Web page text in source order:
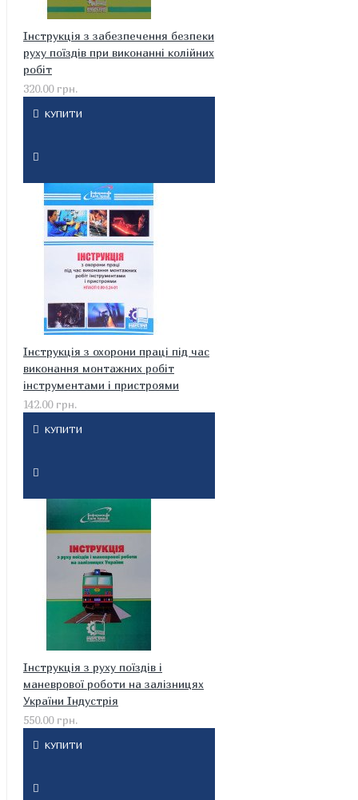
Інструкція з забезпечення безпеки
руху поїздів при виконанні колійних
робіт
320.00 грн.
КУПИТИ
Інструкція з охорони праці під час
виконання монтажних робіт
інструментами і пристроями
142.00 грн.
КУПИТИ
Інструкція з руху поїздів і
маневрової роботи на залізницях
України Індустрія
550.00 грн.
КУПИТИ